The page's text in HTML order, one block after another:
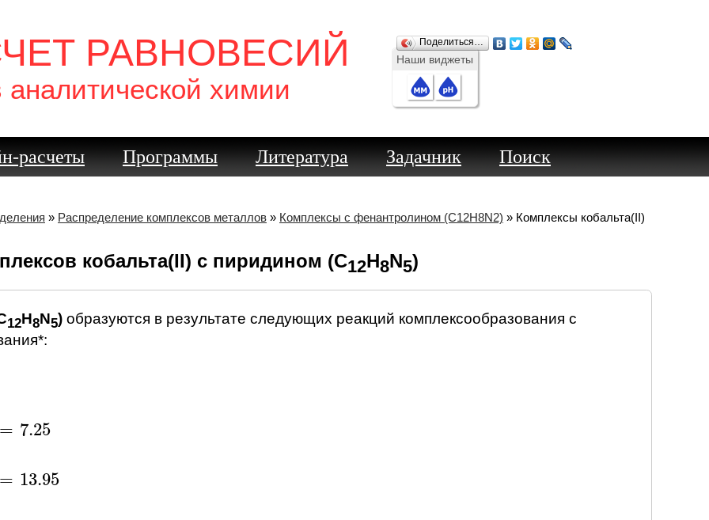
РАВНОВЕСИЙ
аналитической химии
Поделиться…
Наши виджеты
расчеты Программы Литература Задачник Поиск
» Распределение комплексов металлов » Комплексы с фенантролином (C12H8N2) » Комплексы кобальта(II)
кобальта(II) с пиридином (C12H8N5)
12H8N5)образуются в результате следующих реакций комплексообразования с
= 7.25
7.25
= 13.95
13.95